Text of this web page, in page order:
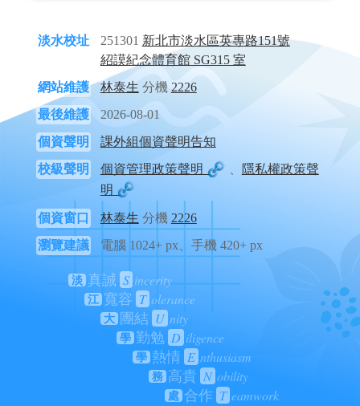
淡水校址 251301 新北市淡水區英專路151號
紹謨紀念體育館 SG315 室
網站維護
林泰生 分機 2226
最後維護
2026-08-01
個資聲明
課外組個資聲明告知
校級聲明
個資管理政策聲明
隱私權政策聲
明
個資窗口 林泰生 分機 2226
瀏覽建議
電腦 1024+ px、手機 420+ px
淡 真誠 S incerity
江 寬容 T olerance
大 團結 U nity
學 勤勉 D iligence
學 熱情 E nthusiasm
務 高貴 N obility
處 合作 T eamwork